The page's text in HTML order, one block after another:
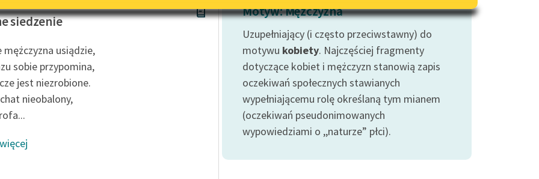
E-kolekcja lektur szkolnych i
literatury do słuchania dla
niepełnosprawnościami
Feministyczne inspiracje.
Popularyzacja skandynawskiej
literatury feministycznej
wrażliwych
Deklaracja dostępności
siedzenie
mężczyzna usiądzie,
sobie przypomina,
jest niezrobione.
nieobalony,
Motyw: Mężczyzna
Uzupełniający (i często przeciwstawny) do
motywu kobiety. Najczęściej fragmenty
dotyczące kobiet i mężczyzn stanowią zapis
oczekiwań społecznych stawianych
wypełniającemu rolę określaną tym mianem
(oczekiwań pseudonimowanych
wypowiedziami o ,,naturze” płci).